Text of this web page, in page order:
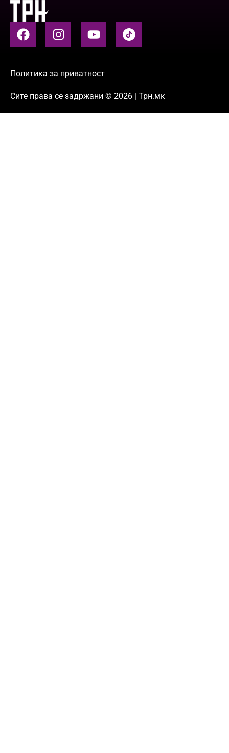
Политика за приватност
Сите права се задржани © 2026 | Трн.мк